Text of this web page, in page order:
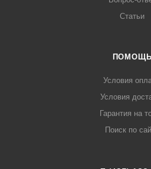
Статьи
ПОМОЩЬ
Условия
Условия
Гарантия на
Поиск по